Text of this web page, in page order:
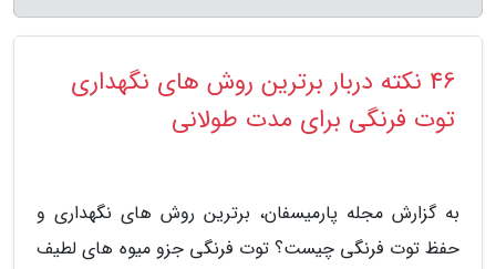
46 نکته دربار برترین روش های نگهداری
توت فرنگی برای مدت طولانی
به گزارش مجله پارمیسفان، برترین روش های نگهداری و
حفظ توت فرنگی چیست؟ توت فرنگی جزو میوه های لطیف